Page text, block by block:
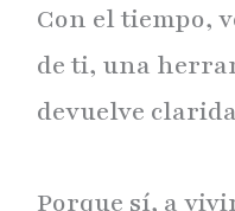
Con el tiempo,
de ti, una
devuelve
Porque sí, a